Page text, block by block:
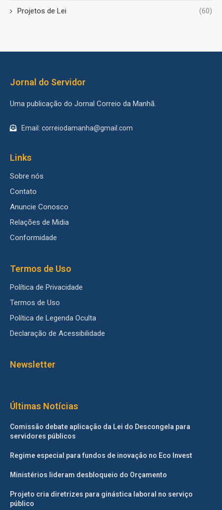
Projetos de Lei (60)
Jornal do Servidor
Uma publicação do Jornal Correio da Manhã.
Email: correiodamanha@gmail.com
Links
Sobre nós
Contato
Anuncie Conosco
Relações de Midia
Conformidade
Termos de Uso
Política de Privacidade
Termos de Uso
Política de Legenda Oculta
Declaração de Acessibilidade
Newsletter
Últimas Notícias
Comissão debate aplicação da Lei do Descongela para
servidores públicos
Regime especial para fundos de inovação no Eco Invest
Ministérios lideram desbloqueio do Orçamento
Projeto cria diretrizes para ginástica laboral no serviço
público